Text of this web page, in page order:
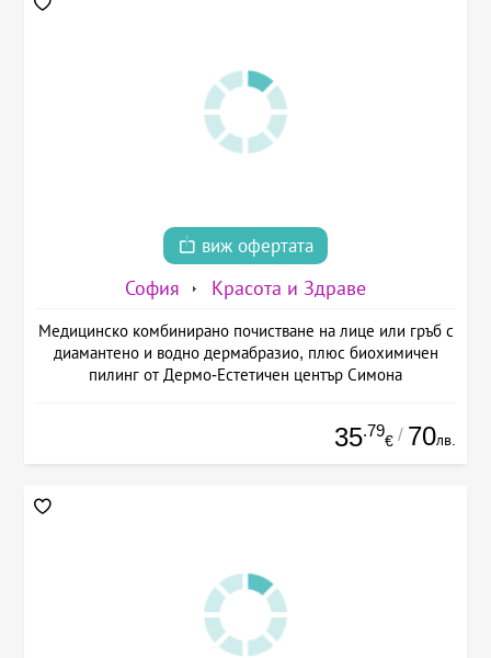
виж офертата
София Красота и Здраве
Медицинско комбинирано почистване на лице или гръб с
диамантено и водно дермабразио, плюс биохимичен
пилинг от Дермо-Естетичен център Симона
35.79
€ / 70лв.